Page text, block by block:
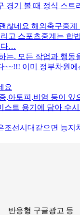
경기 볼 때 정식 스트
찮네요 해외축구중계
고 스포츠중계는 합
다…
는. 모든 작업과 행동
~~!!! 이미 정부차원
요
,아토피,비염 등이 있
스트 용기에 담아 수
조선시대같으면 능지
반응형 구글광고 등